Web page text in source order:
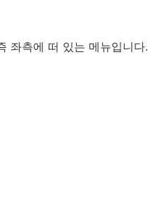
좌측에 떠 있는 메뉴입니다.